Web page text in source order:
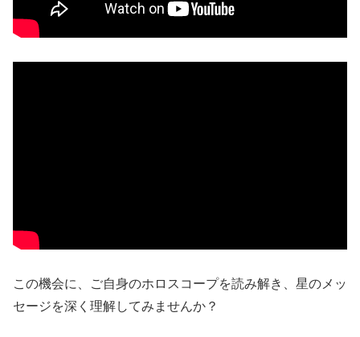
この機会に、ご自身のホロスコープを読み解き、星のメッ
セージを深く理解してみませんか？